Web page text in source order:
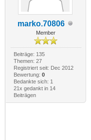
marko.70806
Member
Beiträge: 135
Themen: 27
Registriert seit: Dec 2012
Bewertung: 0
Bedankte sich: 1
21x gedankt in 14
Beiträgen